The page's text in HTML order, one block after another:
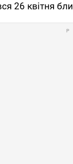
26 квітня